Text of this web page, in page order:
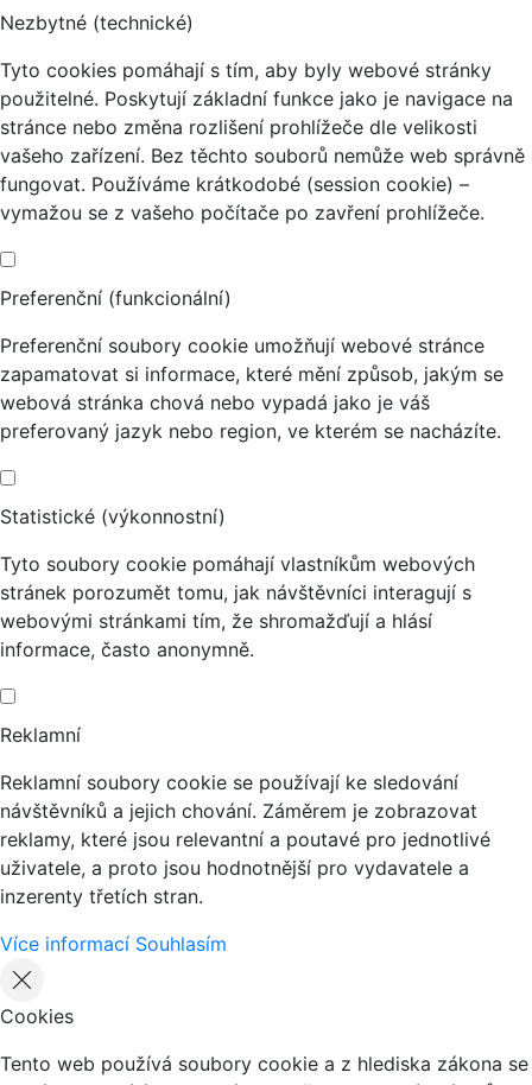
Nezbytné (technické)
Tyto cookies pomáhají s tím, aby byly webové stránky
použitelné. Poskytují základní funkce jako je navigace na
stránce nebo změna rozlišení prohlížeče dle velikosti
vašeho zařízení. Bez těchto souborů nemůže web správně
fungovat. Používáme krátkodobé (session cookie) –
vymažou se z vašeho počítače po zavření prohlížeče.
Preferenční (funkcionální)
Preferenční soubory cookie umožňují webové stránce
zapamatovat si informace, které mění způsob, jakým se
webová stránka chová nebo vypadá jako je váš
preferovaný jazyk nebo region, ve kterém se nacházíte.
Statistické (výkonnostní)
Tyto soubory cookie pomáhají vlastníkům webových
stránek porozumět tomu, jak návštěvníci interagují s
webovými stránkami tím, že shromažďují a hlásí
informace, často anonymně.
Reklamní
Reklamní soubory cookie se používají ke sledování
návštěvníků a jejich chování. Záměrem je zobrazovat
reklamy, které jsou relevantní a poutavé pro jednotlivé
uživatele, a proto jsou hodnotnější pro vydavatele a
inzerenty třetích stran.
Více informací Souhlasím
Cookies
Tento web používá soubory cookie a z hlediska zákona se